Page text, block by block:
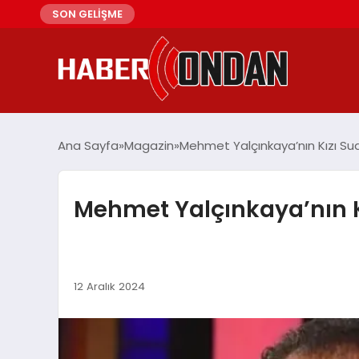
SON GELİŞME
Ana Sayfa Magazin Mehmet Yalçınkaya’nın Kızı
Mehmet Yalçınkaya’nın
12 Aralık 2024